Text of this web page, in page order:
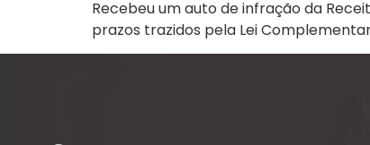
Recebeu um auto de infração da
prazos trazidos pela Lei